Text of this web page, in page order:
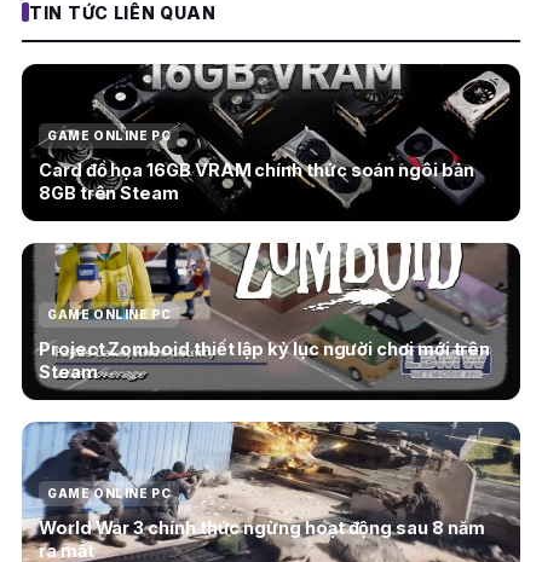
TIN TỨC LIÊN QUAN
GAME ONLINE PC
Card đồ họa 16GB VRAM chính thức soán ngôi bản
8GB trên Steam
GAME ONLINE PC
Project Zomboid thiết lập kỷ lục người chơi mới trên
Steam
GAME ONLINE PC
World War 3 chính thức ngừng hoạt động sau 8 năm
ra mắt